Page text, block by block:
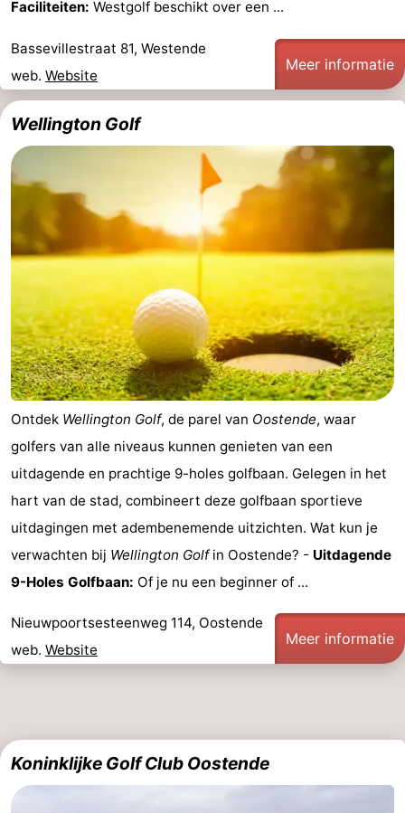
Cadzand
-
Het
Zwin
Vlaanderen
-
Brugge
-
Gent
-
Kust
-
Natuur
Het
Zwin
-
Knokke-
Heist
-
Blankenberge
Wenduine
-
De
Haan
Bredene
-
Middelkerke
Faciliteiten: Westgolf beschikt over een ...
Bassevillestraat 81, Westende
web. Website
Meer informatie
Wellington Golf
Ontdek Wellington Golf, de parel van Oostende, waar
golfers van alle niveaus kunnen genieten van een
uitdagende en prachtige 9-holes golfbaan. Gelegen in het
hart van de stad, combineert deze golfbaan sportieve
uitdagingen met adembenemende uitzichten. Wat kun je
verwachten bij Wellington Golfin Oostende? - Uitdagende
9-Holes Golfbaan: Of je nu een beginner of ...
Nieuwpoortsesteenweg 114, Oostende
web. Website
Meer informatie
Koninklijke Golf Club Oostende